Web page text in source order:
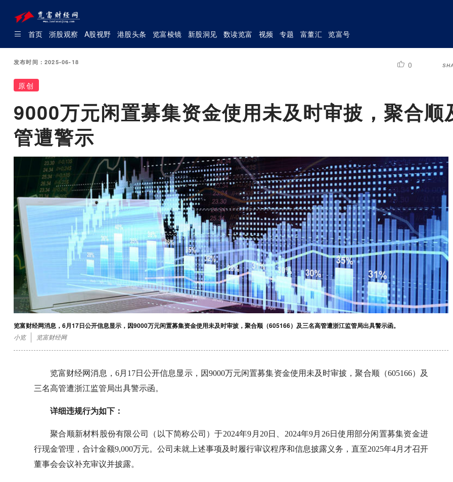
首页 浙股观察 A股视野 港股头条 览富棱镜 新股洞见 数读览富 视频 专题 富董汇 览富号
发布时间：2025-06-18 0
原创
9000万元闲置募集资金使用未及时审披，聚合顺
管遭警示
览富财经网消息，6月17日公开信息显示，因9000万元闲置募集资金使用未及时审披，聚合顺（605166）及三名高管遭浙江监管局出具警示函。
小览 览富财经网
览富财经网消息，6月17日公开信息显示，因9000万元闲置募集资金使用未及时审披，聚合顺（605166）及
三名高管遭浙江监管局出具警示函。
详细违规行为如下：
聚合顺新材料股份有限公司（以下简称公司）于2024年9月20日、2024年9月26日使用部分闲置募集资金进
行现金管理，合计金额9,000万元。公司未就上述事项及时履行审议程序和信息披露义务，直至2025年4月才召开
董事会会议补充审议并披露。